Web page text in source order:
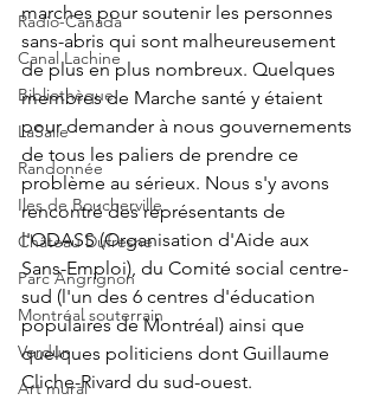
Radio-Canada
Canal Lachine
Bibliothèque
LaSalle
Randonnée
Iles de Boucherville
Château Dufresne
Parc Angrignon
Montréal souterrain
Verdun
Art mural
marches pour soutenir les personnes
sans-abris qui sont malheureusement
de plus en plus nombreux. Quelques
membres de Marche santé y étaient
pour demander à nous gouvernements
de tous les paliers de prendre ce
problème au sérieux. Nous s'y avons
rencontré des représentants de
l'ODASS (Organisation d'Aide aux
Sans-Emploi), du Comité social centre-
sud (l'un des 6 centres d'éducation
populaires de Montréal) ainsi que
quelques politiciens dont Guillaume
Cliche-Rivard du sud-ouest.